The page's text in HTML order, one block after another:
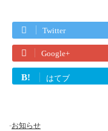
Twitter
Google+
B! はてブ
-お知らせ